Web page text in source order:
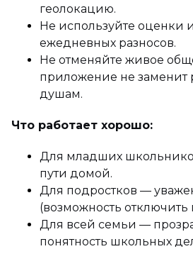
геолокацию.
Не используйте оценки
ежедневных разносов.
Не отменяйте живое
приложение не заменит
душам.
Что работает хорошо:
Для младших
пути домой.
Для подростков —
(возможность
Для всей семьи —
понятность школьных